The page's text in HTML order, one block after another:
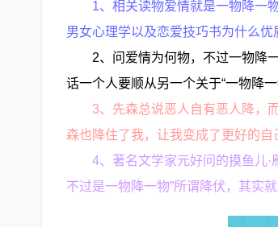
1、相关读物爱情就是一物降一
男女心理学以及恋爱技巧书为什么
2、问爱情为何物，不过一物降
话一个人要顺从另一个关于“一物降
3、先森总说恶人自有恶人降，
森也降住了我，让我变成了更好的
4、著名文学家元好问的摸鱼儿·
不过是一物降一物”所谓降伏，其实